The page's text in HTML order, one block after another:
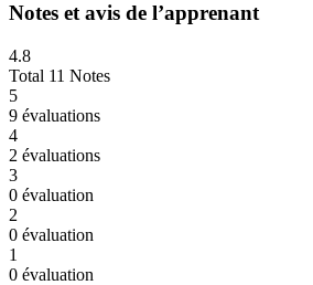
Notes et avis de l’apprenant
4.8
Total 11 Notes
5
9 évaluations
4
2 évaluations
3
0 évaluation
2
0 évaluation
1
0 évaluation